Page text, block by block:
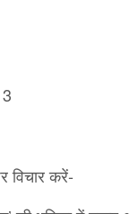
विचार करें-